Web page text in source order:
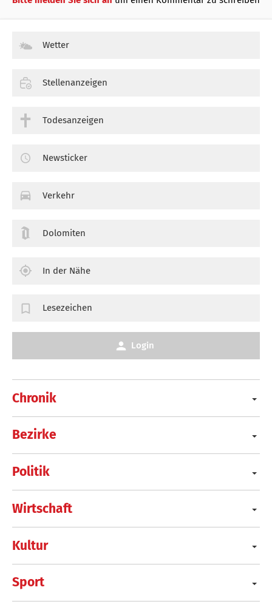
Chronik
Bezirke
Politik
Wirtschaft
Kultur
Sport
Wetter
Stellenanzeigen
Todesanzeigen
Newsticker
Verkehr
Dolomiten
In der Nähe
Lesezeichen
Login